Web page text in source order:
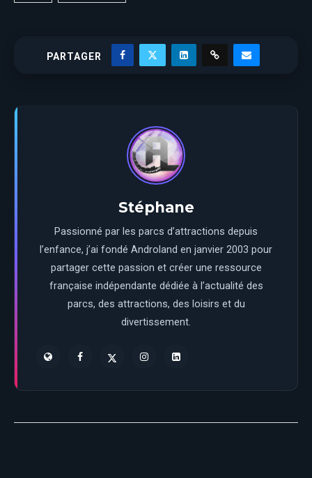
PARTAGER
Stéphane
Passionné par les parcs d’attractions depuis
l’enfance, j’ai fondé Androland en janvier 2003 pour
partager cette passion et créer une ressource
française indépendante dédiée à l’actualité des
parcs, des attractions, des loisirs et du
divertissement.